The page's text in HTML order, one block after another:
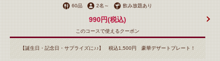
60品 2名～ 飲み放題あり
990円(税込)
このコースで使えるクーポン
【誕生日・記念日・サプライズに♪♪】 税込1,500円 豪華デザートプレート！